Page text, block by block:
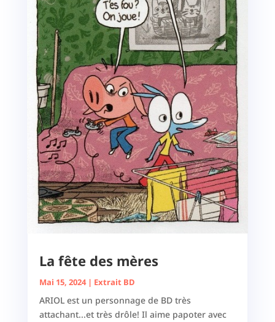
La fête des mères
Mai 15, 2024| Extrait BD
ARIOL est un personnage de BD très
attachant...et très drôle! Il aime papoter avec